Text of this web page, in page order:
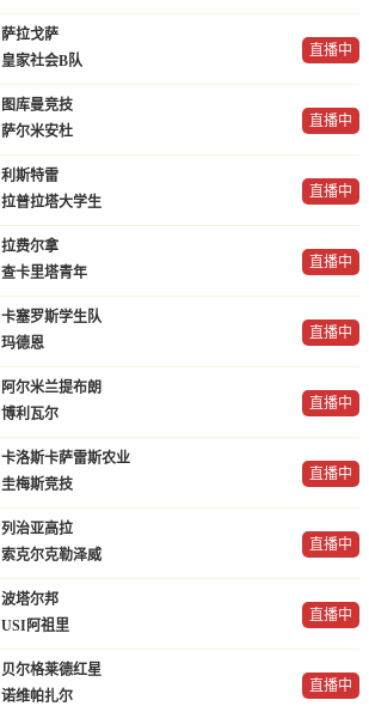
萨拉戈萨
皇家社会B队
直播中
图库曼竞技
萨尔米安杜
直播中
利斯特雷
拉普拉塔大学生
直播中
拉费尔拿
查卡里塔青年
直播中
卡塞罗斯学生队
玛德恩
直播中
阿尔米兰提布朗
博利瓦尔
直播中
卡洛斯卡萨雷斯农业
圭梅斯竞技
直播中
列治亚高拉
索克尔克勒泽威
直播中
波塔尔邦
USI阿祖里
直播中
贝尔格莱德红星
诺维帕扎尔
直播中